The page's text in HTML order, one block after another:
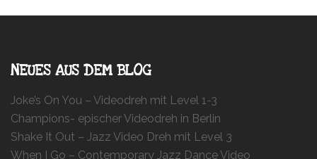
NEUES AUS DEM BLOG
Joke’s On You – Videodreh mit Level 1-3
Champions- epischer Videodreh in Berlin
Shake It Out – Jazz Video Dreh mit Level 3
When I Go – Contemporary Jazz Dance Video